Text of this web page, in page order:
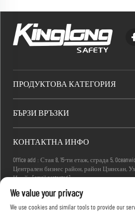
ПРОДУКТОВА КАТЕГОРИЯ
БЪРЗИ ВРЪЗКИ
КОНТАКТНА ИНФО
Office add : Стая 8, 15-ти етаж, сграда 5,
Централен бизнес район, район Цзянхан,
Имейл:[email protected]
We value your privacy
We use cookies and similar tools to provide our